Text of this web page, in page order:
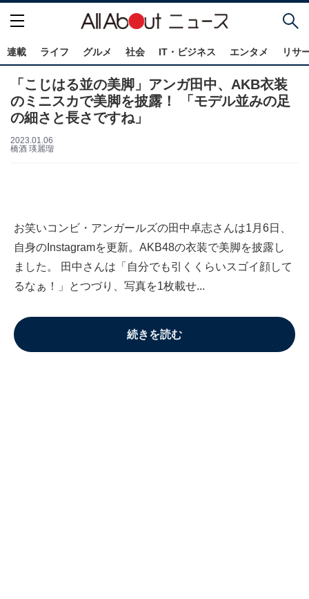
連載 ライフ グルメ 社会 IT・ビジネス エンタメ リサ
「こじはる並の美脚」アンガ田中、AKB衣装
のミニスカで美脚を披露！ 「モデル並みの足
の細さと長さですね」
2023.01.06
橋酒 瑛麗瑠
お笑いコンビ・アンガールズの田中卓志さんは1月6日、
自身のInstagramを更新。AKB48の衣装で美脚を披露し
ました。 田中さんは「自分でも引くくらいスゴイ顔して
るなぁ！」とつづり、写真を1枚載せ...
続きを読む